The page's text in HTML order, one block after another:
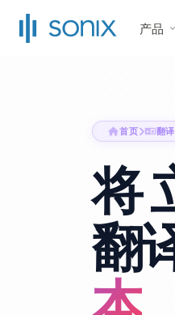
产品
首页 翻译
将
翻
本